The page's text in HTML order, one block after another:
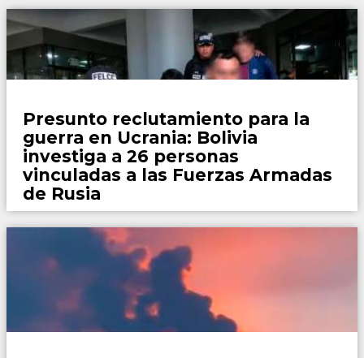
Presunto reclutamiento para la
guerra en Ucrania: Bolivia
investiga a 26 personas
vinculadas a las Fuerzas Armadas
de Rusia